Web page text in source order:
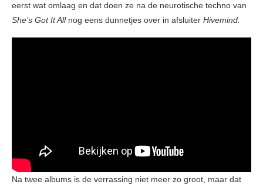
eerst wat omlaag en dat doen ze na de neurotische techno van
She’s Got It Allnog eens dunnetjes over in afsluiter Hivemind.
Na twee albums is de verrassing niet meer zo groot, maar dat